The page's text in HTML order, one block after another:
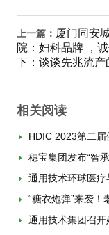
上一篇： 厦门同安
院：妇科品牌 ，
下：谈谈先兆流
相关阅读
HDIC 2023第二届健康显
穗宝集团发布“智承
通用技术环球医
“糖衣炮弹”来袭！
通用技术集团召